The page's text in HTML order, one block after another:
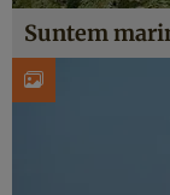
Suntem